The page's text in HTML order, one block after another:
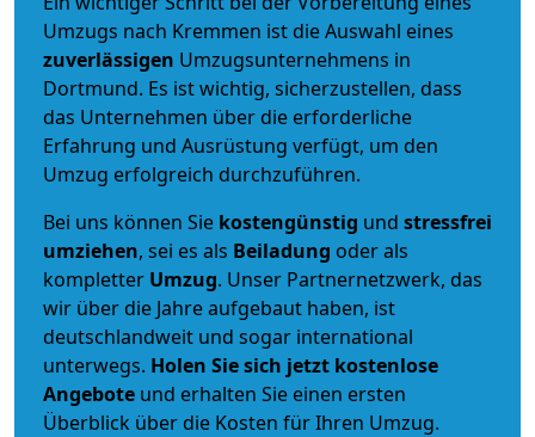
Umzugs nach Kremmen ist die Auswahl eines
zuverlässigen Umzugsunternehmens in
Dortmund. Es ist wichtig, sicherzustellen, dass
das Unternehmen über die erforderliche
Erfahrung und Ausrüstung verfügt, um den
Umzug erfolgreich durchzuführen.
Bei uns können Sie kostengünstig und stressfrei
umziehen, sei es als Beiladung oder als
kompletter Umzug. Unser Partnernetzwerk, das
wir über die Jahre aufgebaut haben, ist
deutschlandweit und sogar international
unterwegs. Holen Sie sich jetzt kostenlose
Angebote und erhalten Sie einen ersten
Überblick über die Kosten für Ihren Umzug.